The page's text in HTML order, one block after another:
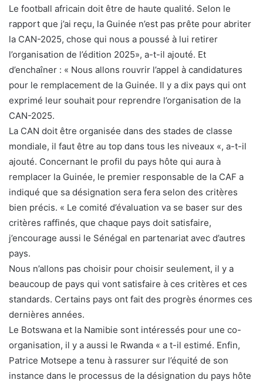
Le football africain doit être de haute qualité. Selon le
rapport que j’ai reçu, la Guinée n’est pas prête pour abriter
la CAN-2025, chose qui nous a poussé à lui retirer
l’organisation de l’édition 2025», a-t-il ajouté. Et
d’enchaîner : « Nous allons rouvrir l’appel à candidatures
pour le remplacement de la Guinée. Il y a dix pays qui ont
exprimé leur souhait pour reprendre l’organisation de la
CAN-2025.
La CAN doit être organisée dans des stades de classe
mondiale, il faut être au top dans tous les niveaux «, a-t-il
ajouté. Concernant le profil du pays hôte qui aura à
remplacer la Guinée, le premier responsable de la CAF a
indiqué que sa désignation sera fera selon des critères
bien précis. « Le comité d’évaluation va se baser sur des
critères raffinés, que chaque pays doit satisfaire,
j’encourage aussi le Sénégal en partenariat avec d’autres
pays.
Nous n’allons pas choisir pour choisir seulement, il y a
beaucoup de pays qui vont satisfaire à ces critères et ces
standards. Certains pays ont fait des progrès énormes ces
dernières années.
Le Botswana et la Namibie sont intéressés pour une co-
organisation, il y a aussi le Rwanda « a t-il estimé. Enfin,
Patrice Motsepe a tenu à rassurer sur l’équité de son
instance dans le processus de la désignation du pays hôte